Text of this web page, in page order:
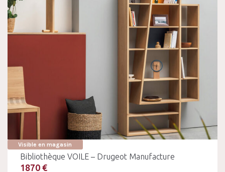
Visible en magasin
Bibliothèque VOILE – Drugeot Manufacture
1870 €